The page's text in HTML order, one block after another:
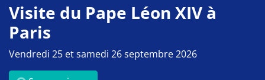
Visite du Pape Léon XIV à
Paris
Vendredi 25 et samedi 26 septembre 2026